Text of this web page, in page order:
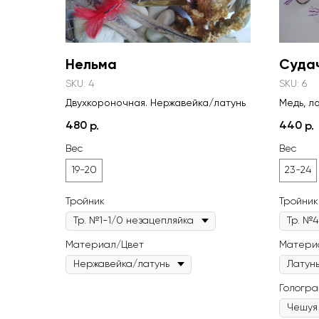
Нельма
SKU: 4
Двухкороночная. Нержавейка/латунь
480 р.
Вес
19-20
Тройник
Материал/Цвет
SKU: 6
Медь,
это
что
таких
хищную
блесна
440 р.
Вес
23-24
Тройник